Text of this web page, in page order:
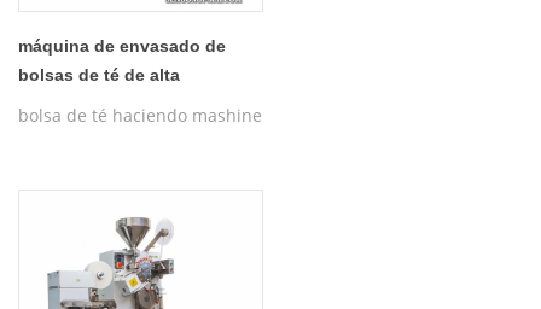
máquina de envasado de
bolsas de té de alta
bolsa de té haciendo mashine